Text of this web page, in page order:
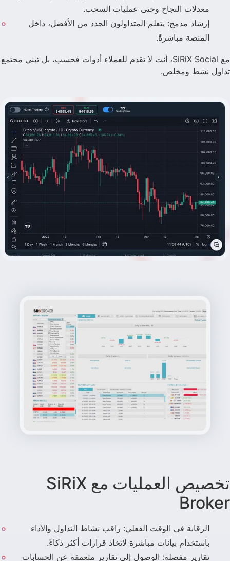
معدلات النجاح وحتى عمليات السحب.
إرشاد مدمج: يتعلم المتداولون الجدد من الأفضل، داخل
المنصة مباشرةً.
مع SiRiX Social، أنت لا تقدم للعملاء أدوات فحسب، بل تبني مجتمع
تداول نشط ومخلص.
تخصيص العمليات مع SiRiX
Broker
الرقابة في الوقت الفعلي: راقب نشاط التداول والأداء
باستخدام بيانات مباشرة لاتخاذ قرارات أكثر ذكاءً.
تقارير مفصلة: الوصول إلى تقارير متعمقة عن الحسابات